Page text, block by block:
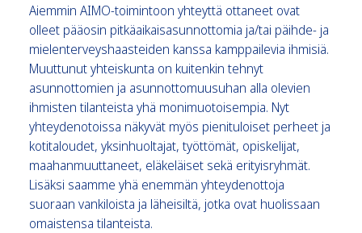
Aiemmin AIMO-toimintoon yhteyttä ottaneet ovat
olleet pääosin pitkäaikaisasunnottomia ja/tai päihde- ja
mielenterveyshaasteiden kanssa kamppailevia ihmisiä.
Muuttunut yhteiskunta on kuitenkin tehnyt
asunnottomien ja asunnottomuusuhan alla olevien
ihmisten tilanteista yhä monimuotoisempia. Nyt
yhteydenotoissa näkyvät myös pienituloiset perheet ja
kotitaloudet​, yksinhuoltajat​, työttömät​, opiskelijat​,
maahanmuuttaneet, eläkeläiset sekä ​erityisryhmät.
Lisäksi saamme yhä enemmän yhteydenottoja
suoraan vankiloista ja läheisiltä, jotka ovat huolissaan
omaistensa tilanteista.